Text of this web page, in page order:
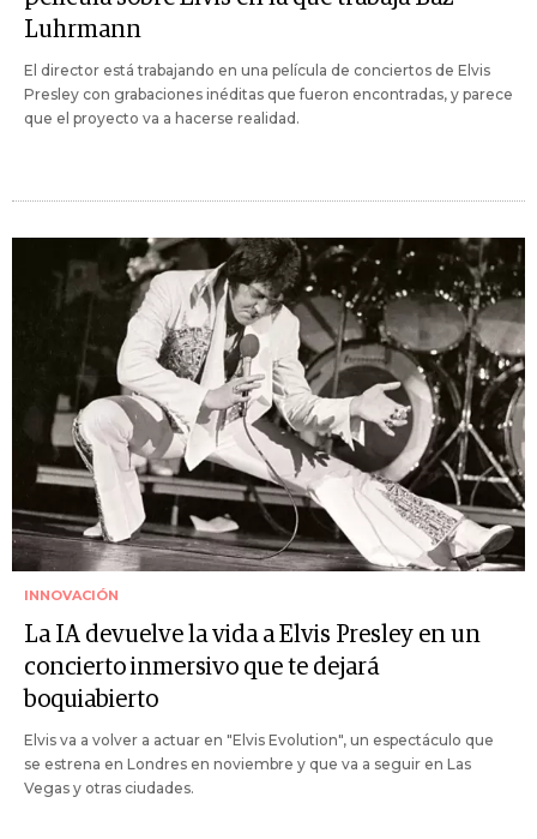
Luhrmann
El director está trabajando en una película de conciertos de Elvis
Presley con grabaciones inéditas que fueron encontradas, y parece
que el proyecto va a hacerse realidad.
INNOVACIÓN
La IA devuelve la vida a Elvis Presley en un
concierto inmersivo que te dejará
boquiabierto
Elvis va a volver a actuar en "Elvis Evolution", un espectáculo que
se estrena en Londres en noviembre y que va a seguir en Las
Vegas y otras ciudades.